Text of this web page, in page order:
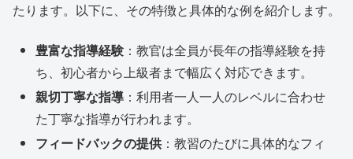
たります。以下に、その特徴と具体的な例を紹介します。
豊富な指導経験 ：教官は全員が長年の指導経験を持
ち、初心者から上級者まで幅広く対応できます。
親切丁寧な指導 ：利用者一人一人のレベルに合わせ
た丁寧な指導が行われます。
フィードバックの提供 ：教習のたびに具体的なフィ